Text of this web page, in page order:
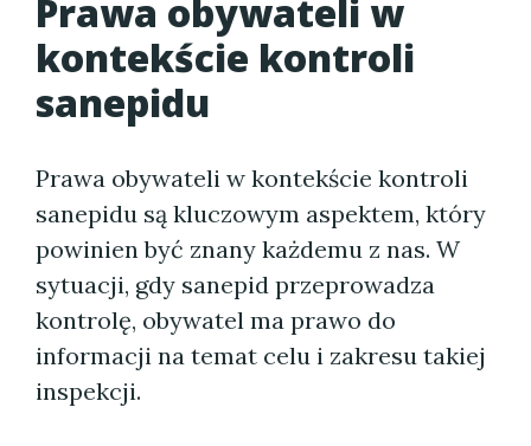
Prawa obywateli w
kontekście kontroli
sanepidu
Prawa obywateli w kontekście kontroli
sanepidu są kluczowym aspektem, który
powinien być znany każdemu z nas. W
sytuacji, gdy sanepid przeprowadza
kontrolę, obywatel ma prawo do
informacji na temat celu i zakresu takiej
inspekcji.